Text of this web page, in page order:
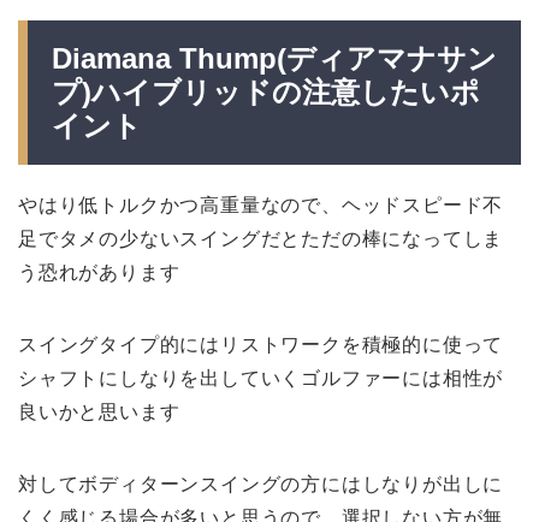
Diamana Thump(ディアマナサン
プ)ハイブリッドの注意したいポ
イント
やはり低トルクかつ高重量なので、ヘッドスピード不
足でタメの少ないスイングだとただの棒になってしま
う恐れがあります
スイングタイプ的にはリストワークを積極的に使って
シャフトにしなりを出していくゴルファーには相性が
良いかと思います
対してボディターンスイングの方にはしなりが出しに